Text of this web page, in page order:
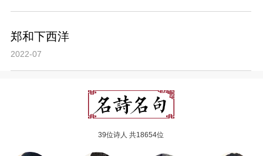
郑和下西洋
2022-07
39位诗人 共18654位